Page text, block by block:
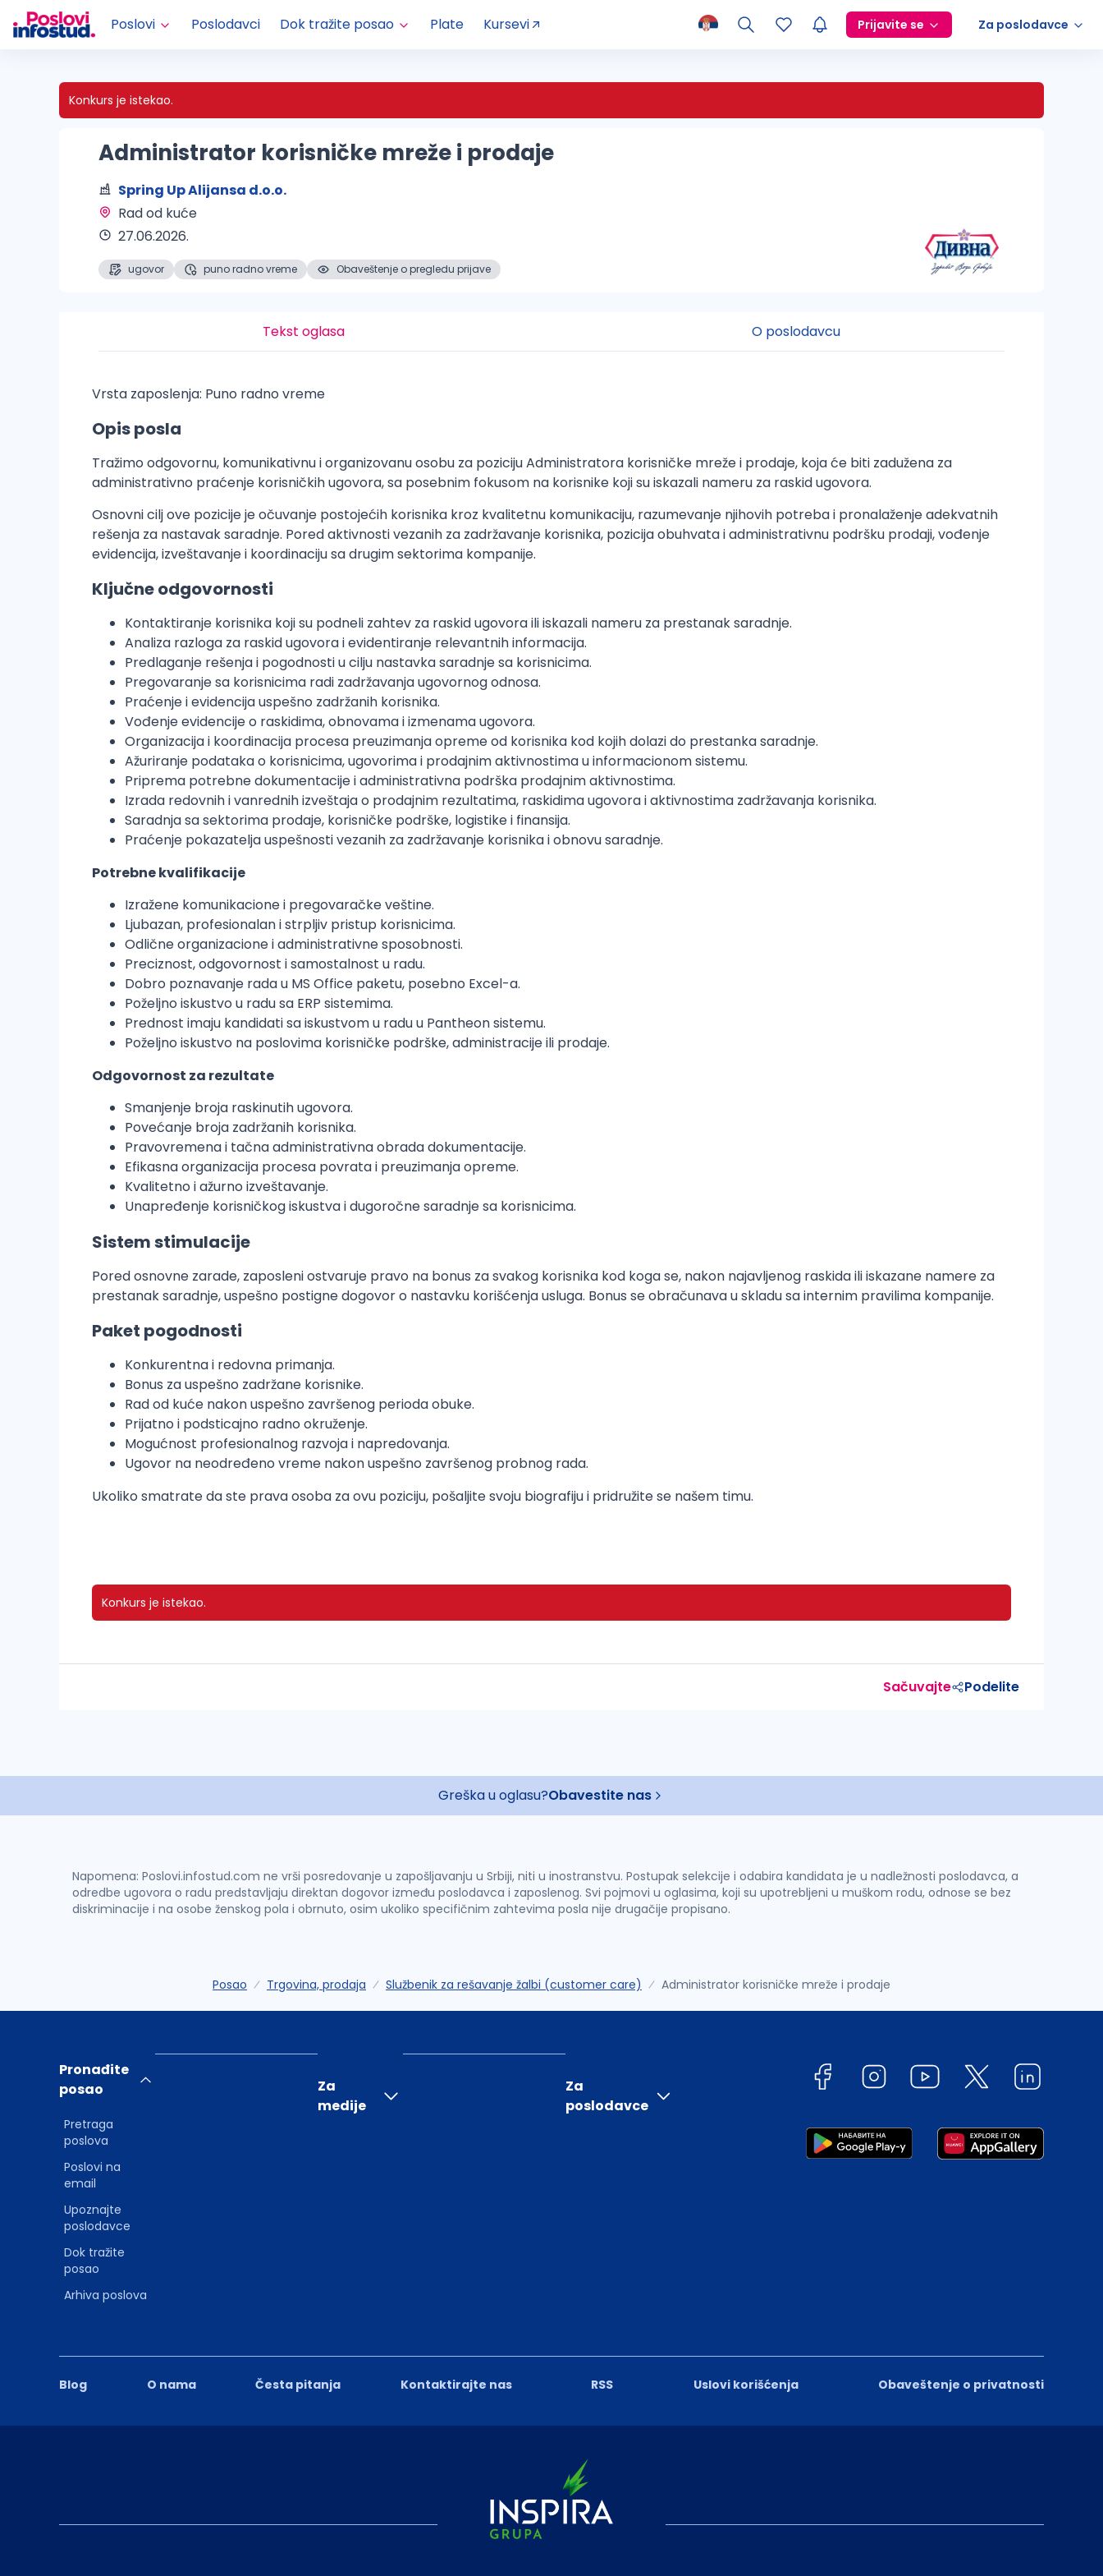
Poslovi Poslodavci Dok tražite posao Plate Kursevi Prijavite se Za poslodavce
Konkurs je istekao.
Administrator korisničke mreže i prodaje
Spring Up Alijansa d.o.o.
Rad od kuće
27.06.2026.
ugovor puno radno vreme Obaveštenje o pregledu prijave
Tekst oglasa O poslodavcu
Vrsta zaposlenja: Puno radno vreme
Opis posla
Tražimo odgovornu, komunikativnu i organizovanu osobu za poziciju Administratora korisničke mreže i prodaje, koja će biti zadužena za
administrativno praćenje korisničkih ugovora, sa posebnim fokusom na korisnike koji su iskazali nameru za raskid ugovora.
Osnovni cilj ove pozicije je očuvanje postojećih korisnika kroz kvalitetnu komunikaciju, razumevanje njihovih potreba i pronalaženje adekvatnih
rešenja za nastavak saradnje. Pored aktivnosti vezanih za zadržavanje korisnika, pozicija obuhvata i administrativnu podršku prodaji, vođenje
evidencija, izveštavanje i koordinaciju sa drugim sektorima kompanije.
Ključne odgovornosti
Kontaktiranje korisnika koji su podneli zahtev za raskid ugovora ili iskazali nameru za prestanak saradnje.
Analiza razloga za raskid ugovora i evidentiranje relevantnih informacija.
Predlaganje rešenja i pogodnosti u cilju nastavka saradnje sa korisnicima.
Pregovaranje sa korisnicima radi zadržavanja ugovornog odnosa.
Praćenje i evidencija uspešno zadržanih korisnika.
Vođenje evidencije o raskidima, obnovama i izmenama ugovora.
Organizacija i koordinacija procesa preuzimanja opreme od korisnika kod kojih dolazi do prestanka saradnje.
Ažuriranje podataka o korisnicima, ugovorima i prodajnim aktivnostima u informacionom sistemu.
Priprema potrebne dokumentacije i administrativna podrška prodajnim aktivnostima.
Izrada redovnih i vanrednih izveštaja o prodajnim rezultatima, raskidima ugovora i aktivnostima zadržavanja korisnika.
Saradnja sa sektorima prodaje, korisničke podrške, logistike i finansija.
Praćenje pokazatelja uspešnosti vezanih za zadržavanje korisnika i obnovu saradnje.
Potrebne kvalifikacije
Izražene komunikacione i pregovaračke veštine.
Ljubazan, profesionalan i strpljiv pristup korisnicima.
Odlične organizacione i administrativne sposobnosti.
Preciznost, odgovornost i samostalnost u radu.
Dobro poznavanje rada u MS Office paketu, posebno Excel-a.
Poželjno iskustvo u radu sa ERP sistemima.
Prednost imaju kandidati sa iskustvom u radu u Pantheon sistemu.
Poželjno iskustvo na poslovima korisničke podrške, administracije ili prodaje.
Odgovornost za rezultate
Smanjenje broja raskinutih ugovora.
Povećanje broja zadržanih korisnika.
Pravovremena i tačna administrativna obrada dokumentacije.
Efikasna organizacija procesa povrata i preuzimanja opreme.
Kvalitetno i ažurno izveštavanje.
Unapređenje korisničkog iskustva i dugoročne saradnje sa korisnicima.
Sistem stimulacije
Pored osnovne zarade, zaposleni ostvaruje pravo na bonus za svakog korisnika kod koga se, nakon najavljenog raskida ili iskazane namere za
prestanak saradnje, uspešno postigne dogovor o nastavku korišćenja usluga. Bonus se obračunava u skladu sa internim pravilima kompanije.
Paket pogodnosti
Konkurentna i redovna primanja.
Bonus za uspešno zadržane korisnike.
Rad od kuće nakon uspešno završenog perioda obuke.
Prijatno i podsticajno radno okruženje.
Mogućnost profesionalnog razvoja i napredovanja.
Ugovor na neodređeno vreme nakon uspešno završenog probnog rada.
Ukoliko smatrate da ste prava osoba za ovu poziciju, pošaljite svoju biografiju i pridružite se našem timu.
Konkurs je istekao.
Sačuvajte Podelite
Greška u oglasu?Obavestite nas
Napomena: Poslovi.infostud.com ne vrši posredovanje u zapošljavanju u Srbiji, niti u inostranstvu. Postupak selekcije i odabira kandidata je u nadležnosti poslodavca, a
odredbe ugovora o radu predstavljaju direktan dogovor između poslodavca i zaposlenog. Svi pojmovi u oglasima, koji su upotrebljeni u muškom rodu, odnose se bez
diskriminacije i na osobe ženskog pola i obrnuto, osim ukoliko specifičnim zahtevima posla nije drugačije propisano.
Posao Trgovina, prodaja Službenik za rešavanje žalbi (customer care) Administrator korisničke mreže i prodaje
Blog O nama Česta pitanja Kontaktirajte nas RSS Uslovi korišćenja Obaveštenje o privatnosti
Pronađite
posao
Pretraga
poslova
Poslovi na
email
Upoznajte
poslodavce
Dok tražite
posao
Arhiva poslova
Za
medije
Za
poslodavce